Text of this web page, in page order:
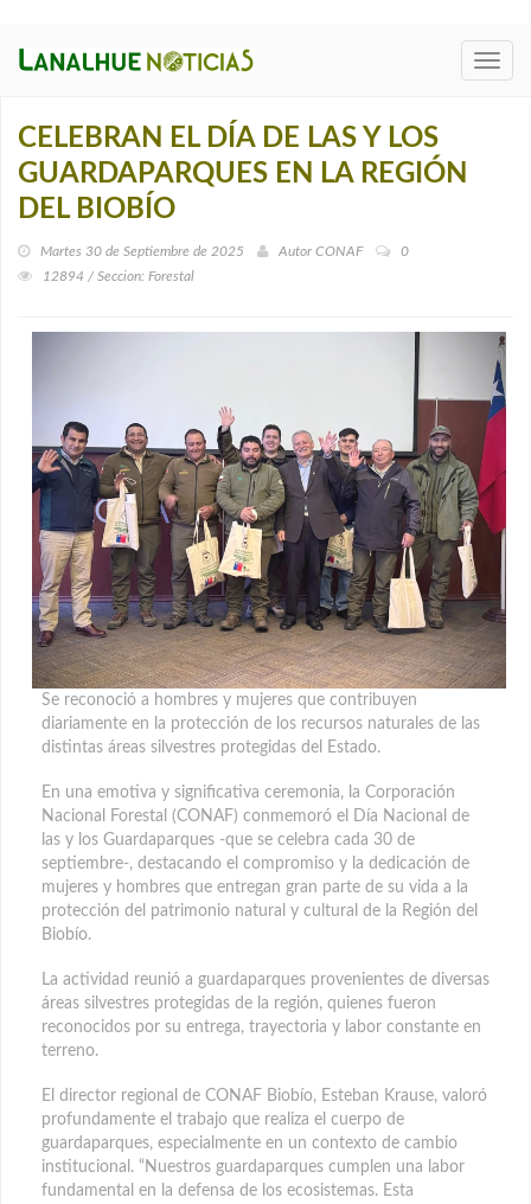
CELEBRAN EL DÍA DE LAS Y LOS
GUARDAPARQUES EN LA REGIÓN
DEL BIOBÍO
Martes 30 de Septiembre de 2025 Autor CONAF
0
12894 / Seccion: Forestal
Se reconoció a hombres y mujeres que contribuyen
diariamente en la protección de los recursos naturales de las
distintas áreas silvestres protegidas del Estado.
En una emotiva y significativa ceremonia, la Corporación
Nacional Forestal (CONAF) conmemoró el Día Nacional de
las y los Guardaparques -que se celebra cada 30 de
septiembre-, destacando el compromiso y la dedicación de
mujeres y hombres que entregan gran parte de su vida a la
protección del patrimonio natural y cultural de la Región del
Biobío.
La actividad reunió a guardaparques provenientes de diversas
áreas silvestres protegidas de la región, quienes fueron
reconocidos por su entrega, trayectoria y labor constante en
terreno.
El director regional de CONAF Biobío, Esteban Krause, valoró
profundamente el trabajo que realiza el cuerpo de
guardaparques, especialmente en un contexto de cambio
institucional. “Nuestros guardaparques cumplen una labor
fundamental en la defensa de los ecosistemas. Esta